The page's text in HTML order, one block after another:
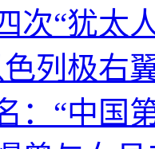
次“犹太
列极右
：“中国